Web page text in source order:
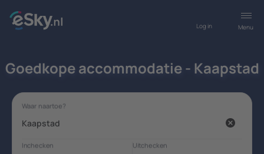
Menu
Log in
Goedkope accommodatie - Kaapstad